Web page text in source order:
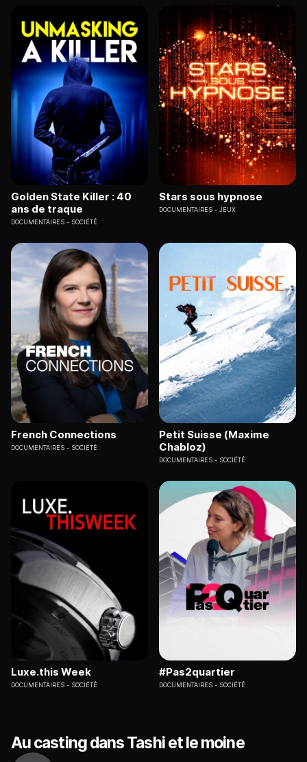
Golden State Killer : 40
ans de traque
DOCUMENTAIRES SOCIÉTÉ
Stars sous hypnose
DOCUMENTAIRES JEUX
French Connections
DOCUMENTAIRES SOCIÉTÉ
Petit Suisse (Maxime
Chabloz)
DOCUMENTAIRES SOCIÉTÉ
Luxe.this Week
DOCUMENTAIRES SOCIÉTÉ
#Pas2quartier
DOCUMENTAIRES SOCIÉTÉ
Au casting dans Tashi et le moine